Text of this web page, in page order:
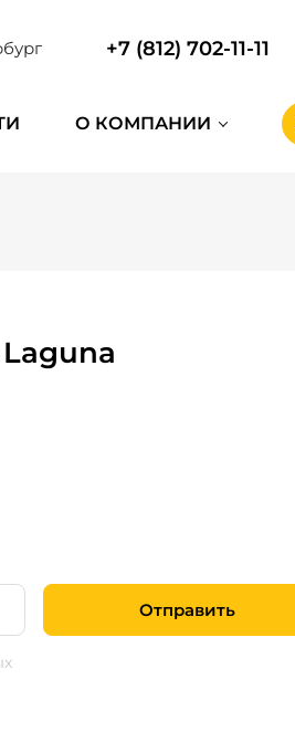
+7 (812) 702-11-11
О КОМПАНИИ
Отправить